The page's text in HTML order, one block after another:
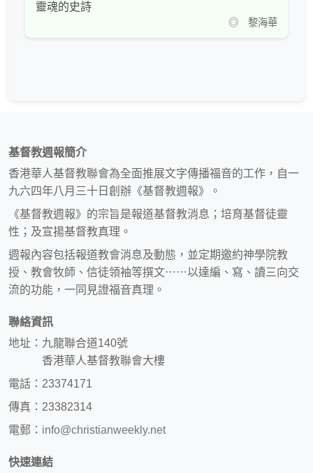
靈魂的史詩
◎ 黎海華
基督教週報簡介
香港華人基督教聯會為全面推展文字傳播福音的工作，自一
九六四年八月三十日創辦《基督教週報》。
《基督教週報》的宗旨是報道基督教消息；培育基督徒靈
性；及宣揚基督教真理。
週報內容包括報道教會消息及動態，並定期邀約神學院教
授、教會牧師、信徒領袖等撰文⋯⋯以達編、寫、讀三向交
流的功能，一同見證福音真理。
聯絡資訊
地址：九龍聯合道140號
香港華人基督教聯會大樓
電話：23374171
傳真：23382314
電郵： info@christianweekly.net
快速連結